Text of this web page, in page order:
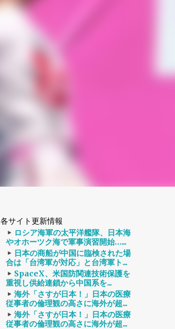
各サイト更新情報
ロシア海軍の太平洋艦隊、日本海
やオホーツク海で軍事演習開始…...
日本の商船が中国に臨検された場
合は「台湾軍が対応」と台湾軍ト...
SpaceX、米国防関連技術保護を
重視し供給連鎖から中国系を...
海外「さすが日本！」日本の医療
従事者の倫理観の高さに海外が超...
海外「さすが日本！」日本の医療
従事者の倫理観の高さに海外が超...